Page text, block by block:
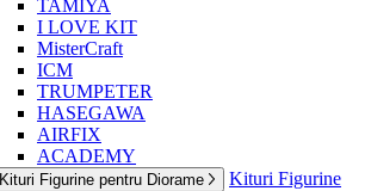
TAMIYA
I LOVE KIT
MisterCraft
ICM
TRUMPETER
HASEGAWA
AIRFIX
ACADEMY
Kituri Figurine pentru Diorame
Kituri Figurine